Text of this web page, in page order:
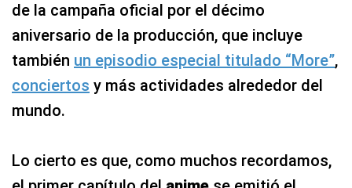
de la campaña oficial por el décimo
aniversario de la producción, que incluye
también un episodio especial titulado “More”,
conciertos y más actividades alrededor del
mundo.
Lo cierto es que, como muchos recordamos,